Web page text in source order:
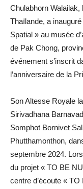
Chulabhorn
Thaïlande, a
Spatial » au musée
de Pak Chong,
événement s’inscrit
l’anniversaire de la
Son Altesse Royale
Sirivadhana
Somphot Bornivet
Phutthamonthon,
septembre 2024.
du projet « TO BE
centre d’écoute «